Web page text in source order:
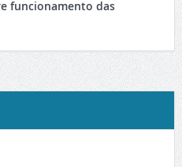
funcionamento das